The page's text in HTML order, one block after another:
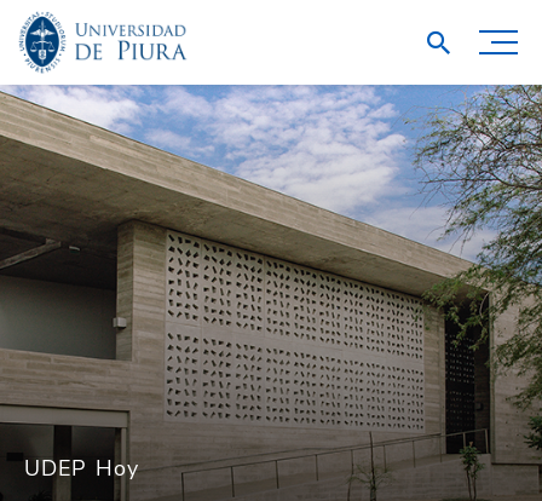
UDEP Hoy